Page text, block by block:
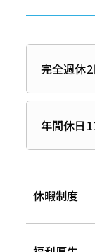
完全週休2
年間休日
休暇制度